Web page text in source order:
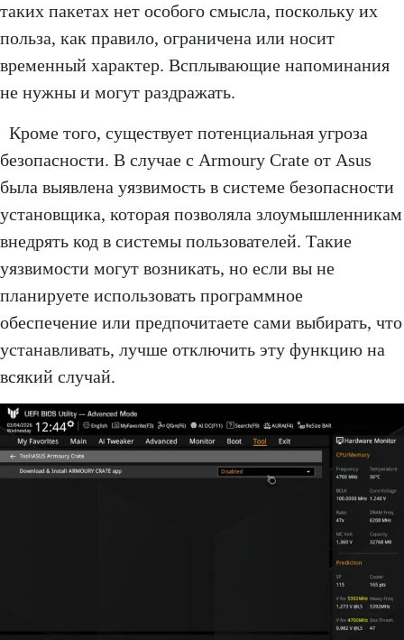
таких пакетах нет особого смысла, поскольку их
польза, как правило, ограничена или носит
временный характер. Всплывающие напоминания
не нужны и могут раздражать.
Кроме того, существует потенциальная угроза
безопасности. В случае с Armoury Crate от Asus
была выявлена уязвимость в системе безопасности
установщика, которая позволяла злоумышленникам
внедрять код в системы пользователей. Такие
уязвимости могут возникать, но если вы не
планируете использовать программное
обеспечение или предпочитаете сами выбирать, что
устанавливать, лучше отключить эту функцию на
всякий случай.